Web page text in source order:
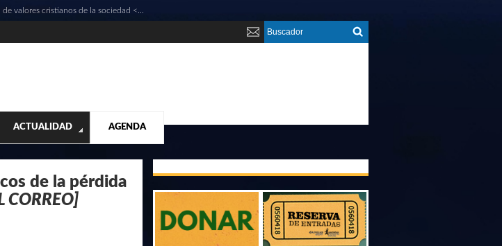
¡VUELA ALTO RUBÉN!
MATERIAL SEGUNDA MANO VENTA
ACTUALIDAD
DESTACADOS VIDEOS
AGENDA
valores cristianos de la sociedad <...
de la pérdida
CORREO]